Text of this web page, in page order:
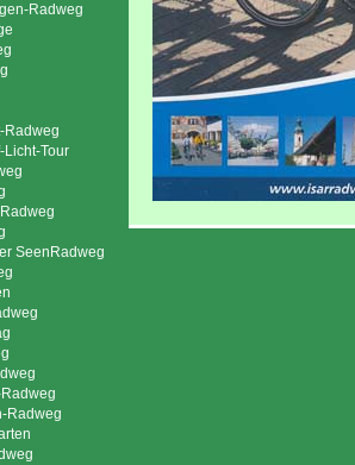
Radweg
Radweg
Licht-Tour
SeenRadweg
Radweg